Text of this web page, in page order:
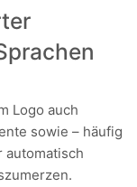
Logo auch
sowie – häufig
automatisch